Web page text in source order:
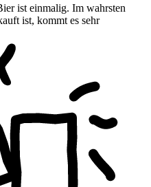
ist einmalig. Im wahrsten
ist, kommt es sehr